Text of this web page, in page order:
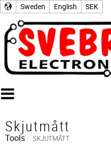
Sweden English SEK
Skjutmått
Tools SKJUTMÅTT